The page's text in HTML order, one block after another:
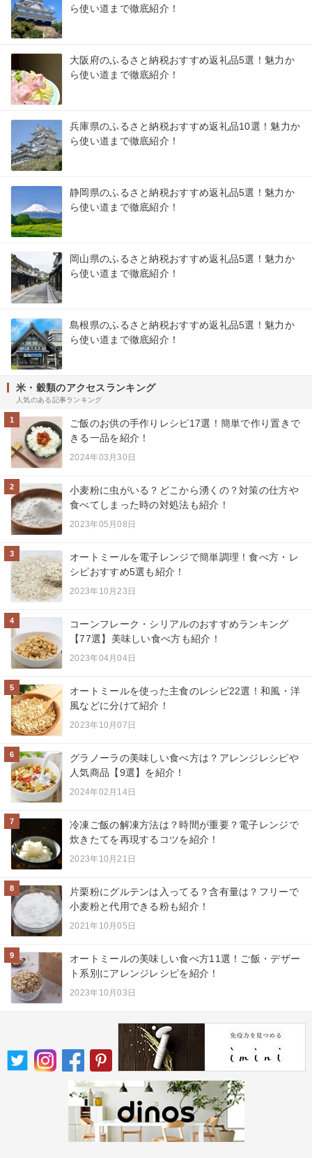
ら使い道まで徹底紹介！
大阪府のふるさと納税おすすめ返礼品5選！魅力か
ら使い道まで徹底紹介！
兵庫県のふるさと納税おすすめ返礼品10選！魅力か
ら使い道まで徹底紹介！
静岡県のふるさと納税おすすめ返礼品5選！魅力か
ら使い道まで徹底紹介！
岡山県のふるさと納税おすすめ返礼品5選！魅力か
ら使い道まで徹底紹介！
島根県のふるさと納税おすすめ返礼品5選！魅力か
ら使い道まで徹底紹介！
米・穀類のアクセスランキング
人気のある記事ランキング
1
ご飯のお供の手作りレシピ17選！簡単で作り置きで
きる一品を紹介！
2024年03月30日
2
小麦粉に虫がいる？どこから湧くの？対策の仕方や
食べてしまった時の対処法も紹介！
2023年05月08日
3
オートミールを電子レンジで簡単調理！食べ方・レ
シピおすすめ5選も紹介！
2023年10月23日
4
コーンフレーク・シリアルのおすすめランキング
【77選】美味しい食べ方も紹介！
2023年04月04日
5
オートミールを使った主食のレシピ22選！和風・洋
風などに分けて紹介！
2023年10月07日
6
グラノーラの美味しい食べ方は？アレンジレシピや
人気商品【9選】を紹介！
2024年02月14日
7
冷凍ご飯の解凍方法は？時間が重要？電子レンジで
炊きたてを再現するコツを紹介！
2023年10月21日
8
片栗粉にグルテンは入ってる？含有量は？フリーで
小麦粉と代用できる粉も紹介！
2021年10月05日
9
オートミールの美味しい食べ方11選！ご飯・デザー
ト系別にアレンジレシピを紹介！
2023年10月03日